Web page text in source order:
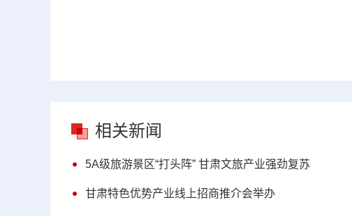
相关新闻
5A级旅游景区“打头阵” 甘肃文旅产业强劲复苏
甘肃特色优势产业线上招商推介会举办